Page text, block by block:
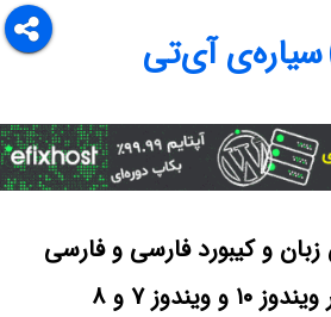
سیاره‌ی آی‌تی
و کیبورد فارسی و فارسی
ویندوز ۷ و ۸